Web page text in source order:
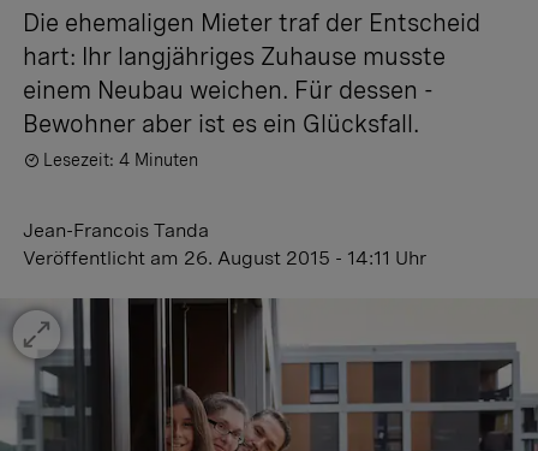
Die ehemaligen Mieter traf der ­Entscheid
hart: Ihr langjähriges Zuhause musste
einem Neubau weichen. Für ­dessen ­
Bewohner aber ist es ein Glücksfall.
Lesezeit: 4 Minuten
Jean-Francois Tanda
Veröffentlicht am 26. August 2015 - 14:11 Uhr